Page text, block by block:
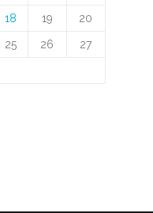
18 19 20
25 26 27